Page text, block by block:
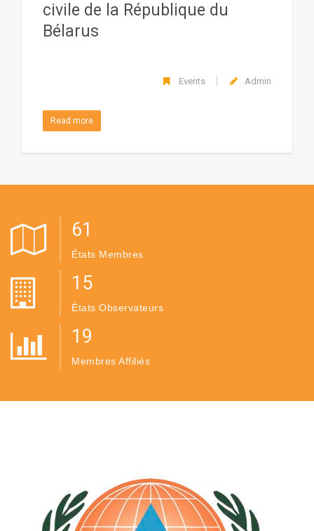
civile de la République du
Bélarus
Events Admin
Read more
61
États Membres
15
États Observateurs
19
Membres Affiliés